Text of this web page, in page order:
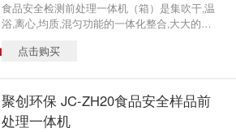
食品安全检测前处理一体机（箱）是集吹干,温
浴,离心,均质,混匀功能的一体化整合,大大的简
便携的全铝合金箱收纳功能，特别适合农兽药
点击购买
聚创环保 JC-ZH20食品安全样品前
处理一体机